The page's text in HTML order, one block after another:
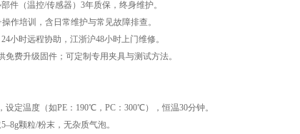
件（温控/传感器）3年质保，终身维护。
作培训，含日常维护与常见故障排查。
小时远程协助，江浙沪48小时上门维修。
免费升级固件；可定制专用夹具与测试方法。
设定温度（如PE：190℃，PC：300℃），恒温30分钟。
颗粒/粉末，无杂质气泡。